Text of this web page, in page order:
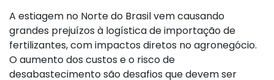
A estiagem no Norte do Brasil vem causando
grandes prejuízos à logística de importação de
fertilizantes, com impactos diretos no agronegócio.
O aumento dos custos e o risco de
desabastecimento são desafios que devem ser